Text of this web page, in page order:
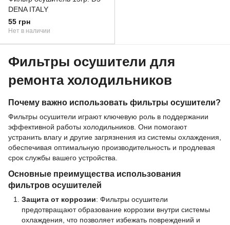
DENA ITALY
55 грн
Нет в наличии
Фильтры осушители для
ремонта холодильников
Почему важно использовать фильтры осушители?
Фильтры осушители играют ключевую роль в поддержании
эффективной работы холодильников. Они помогают
устранить влагу и другие загрязнения из системы охлаждения,
обеспечивая оптимальную производительность и продлевая
срок службы вашего устройства.
Основные преимущества использования
фильтров осушителей
Защита от коррозии: Фильтры осушители
предотвращают образование коррозии внутри системы
охлаждения, что позволяет избежать повреждений и